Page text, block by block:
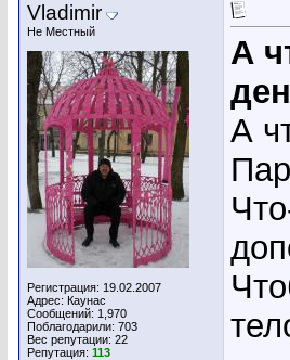
Vladimir
Не Местный
Регистрация: 19.02.2007
Адрес: Каунас
Сообщений: 1,970
Поблагодарили: 703
Вес репутации: 22
Репутация: 113
А
А